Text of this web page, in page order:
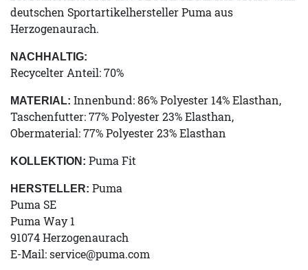
deutschen Sportartikelhersteller Puma aus
Herzogenaurach.
NACHHALTIG:
Recycelter Anteil: 70%
MATERIAL: Innenbund: 86% Polyester 14% Elasthan,
Taschenfutter: 77% Polyester 23% Elasthan,
Obermaterial: 77% Polyester 23% Elasthan
KOLLEKTION: Puma Fit
HERSTELLER: Puma
Puma SE
Puma Way 1
91074 Herzogenaurach
E-Mail:service@puma.com